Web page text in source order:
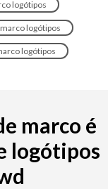
logótipos
logótipos
logótipos
marco é
logótipos